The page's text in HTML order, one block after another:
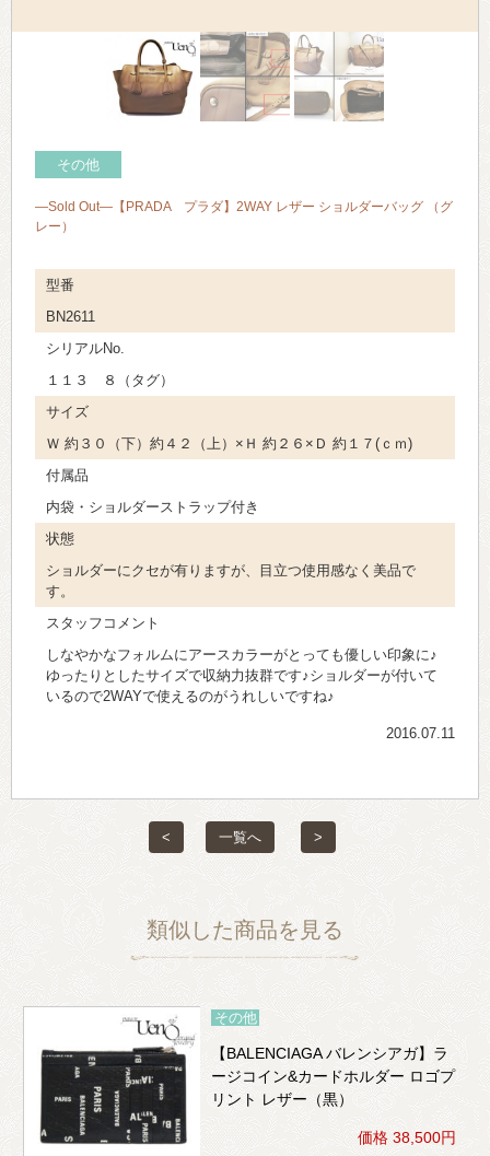
その他
—Sold Out—【PRADA プラダ】2WAY レザー ショルダーバッグ （グ
レー）
型番
BN2611
シリアルNo.
１１３ ８（タグ）
サイズ
Ｗ 約３０（下）約４２（上）×Ｈ 約２６×Ｄ 約１７(ｃｍ)
付属品
内袋・ショルダーストラップ付き
状態
ショルダーにクセが有りますが、目立つ使用感なく美品で
す。
スタッフコメント
しなやかなフォルムにアースカラーがとっても優しい印象に♪
ゆったりとしたサイズで収納力抜群です♪ショルダーが付いて
いるので2WAYで使えるのがうれしいですね♪
2016.07.11
< 一覧へ >
類似した商品を見る
その他
【BALENCIAGA バレンシアガ】ラ
ージコイン&カードホルダー ロゴプ
リント レザー（黒）
価格 38,500円
> ホーム
> 古物営業法に基づく表示